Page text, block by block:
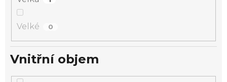
Velké 0
Vnitřní objem